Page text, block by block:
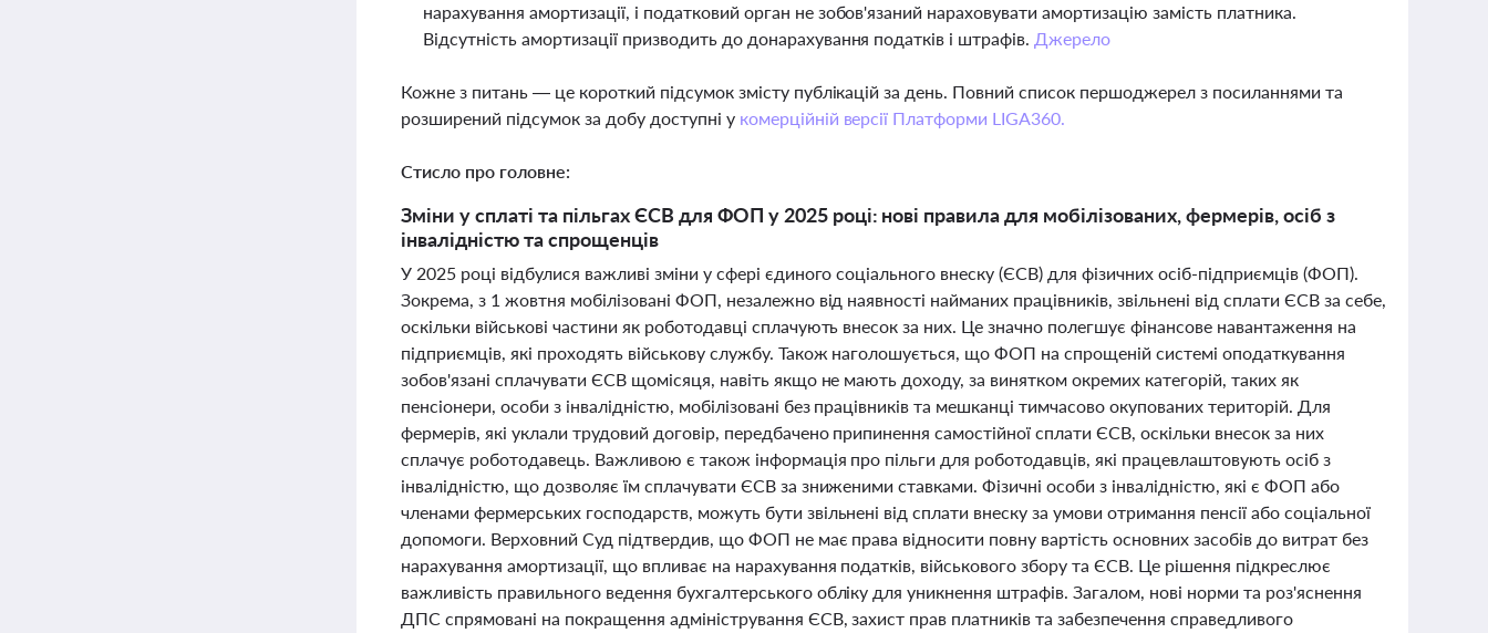
нарахування амортизації, і податковий орган не зобов'язаний нараховувати амортизацію замість платника.
Відсутність амортизації призводить до донарахування податків і штрафів. Джерело
Кожне з питань — це короткий підсумок змісту публікацій за день. Повний список першоджерел з посиланнями та
розширений підсумок за добу доступні у комерційній версії Платформи LIGA360.
Стисло про головне:
Зміни у сплаті та пільгах ЄСВ для ФОП у 2025 році: нові правила для мобілізованих, фермерів, осіб з
інвалідністю та спрощенців
У 2025 році відбулися важливі зміни у сфері єдиного соціального внеску (ЄСВ) для фізичних осіб-підприємців (ФОП).
Зокрема, з 1 жовтня мобілізовані ФОП, незалежно від наявності найманих працівників, звільнені від сплати ЄСВ за себе,
оскільки військові частини як роботодавці сплачують внесок за них. Це значно полегшує фінансове навантаження на
підприємців, які проходять військову службу. Також наголошується, що ФОП на спрощеній системі оподаткування
зобов'язані сплачувати ЄСВ щомісяця, навіть якщо не мають доходу, за винятком окремих категорій, таких як
пенсіонери, особи з інвалідністю, мобілізовані без працівників та мешканці тимчасово окупованих територій. Для
фермерів, які уклали трудовий договір, передбачено припинення самостійної сплати ЄСВ, оскільки внесок за них
сплачує роботодавець. Важливою є також інформація про пільги для роботодавців, які працевлаштовують осіб з
інвалідністю, що дозволяє їм сплачувати ЄСВ за зниженими ставками. Фізичні особи з інвалідністю, які є ФОП або
членами фермерських господарств, можуть бути звільнені від сплати внеску за умови отримання пенсії або соціальної
допомоги. Верховний Суд підтвердив, що ФОП не має права відносити повну вартість основних засобів до витрат без
нарахування амортизації, що впливає на нарахування податків, військового збору та ЄСВ. Це рішення підкреслює
важливість правильного ведення бухгалтерського обліку для уникнення штрафів. Загалом, нові норми та роз'яснення
ДПС спрямовані на покращення адміністрування ЄСВ, захист прав платників та забезпечення справедливого